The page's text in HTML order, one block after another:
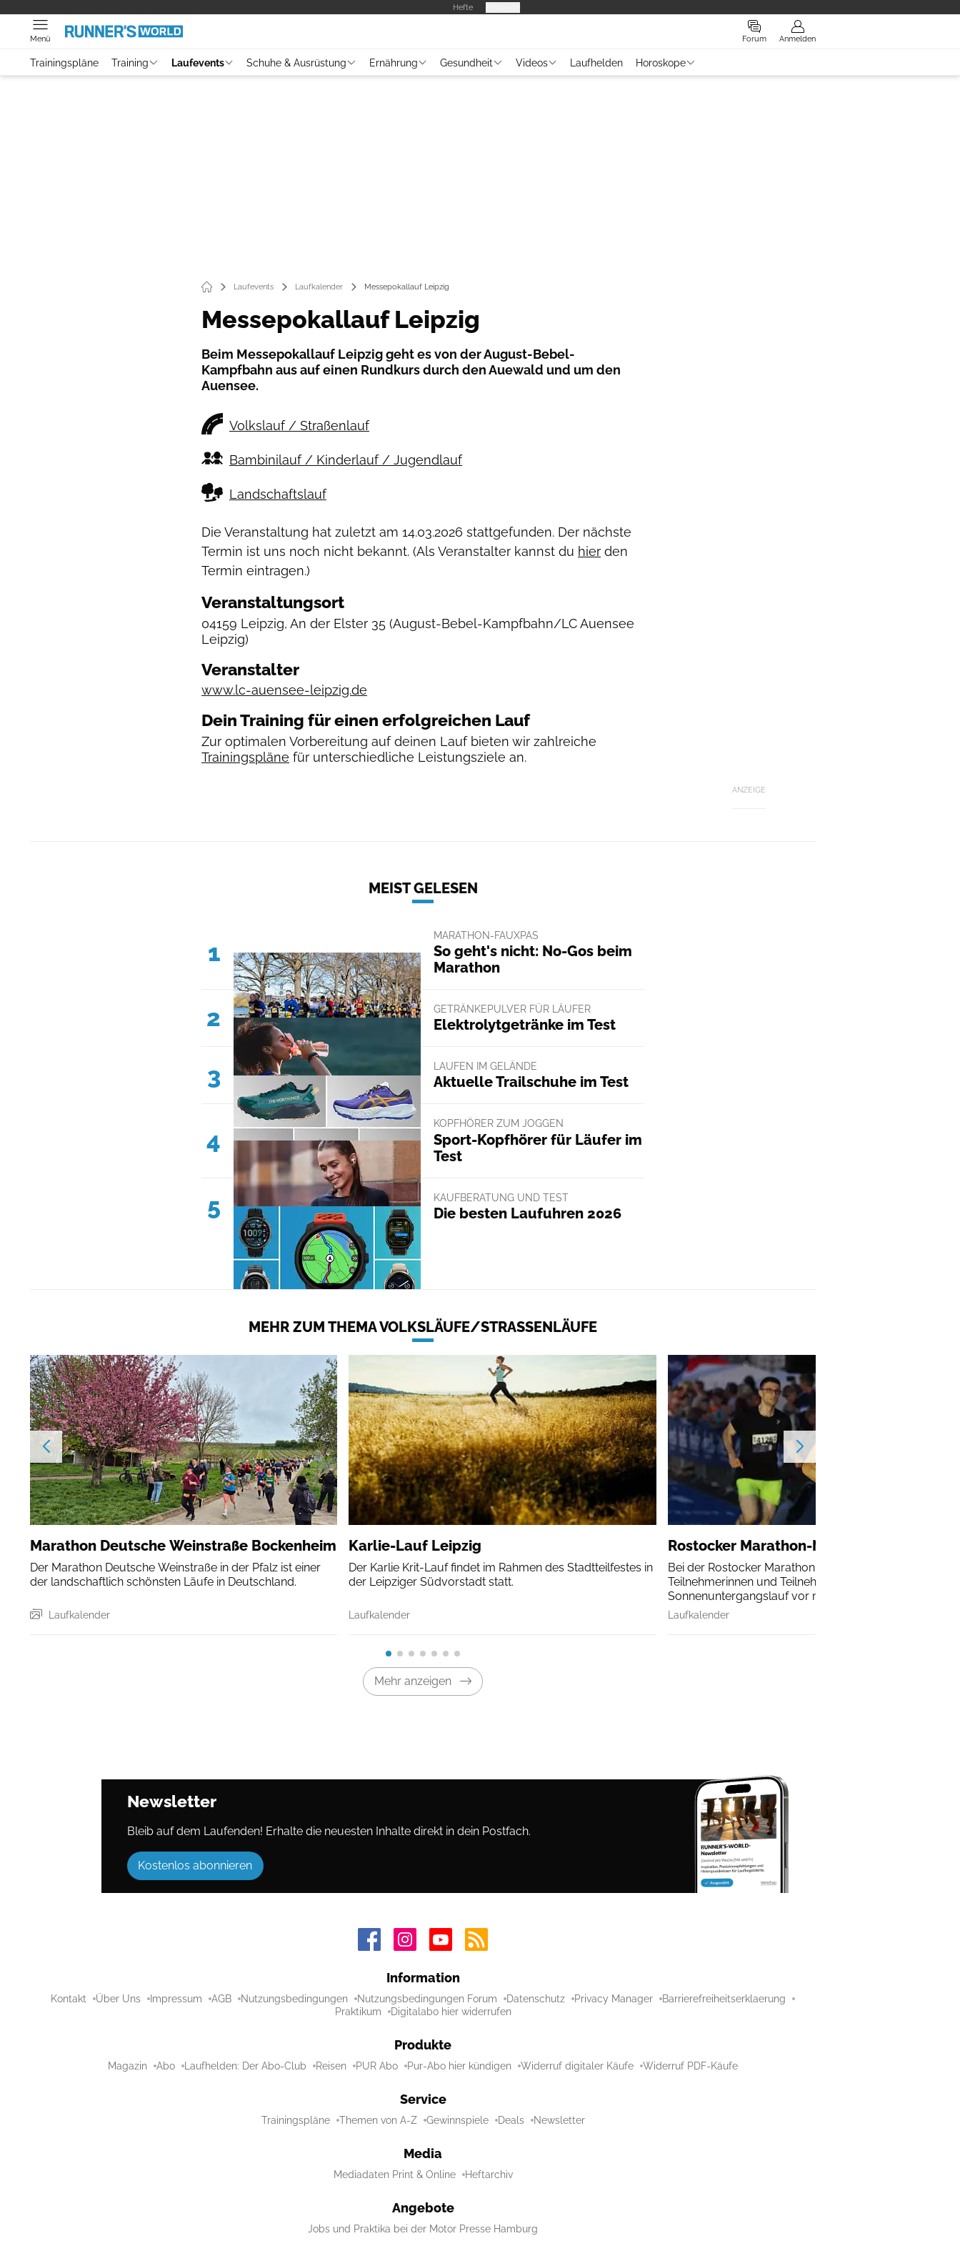
Hefte
Forum Anmelden
Menü
Trainingspläne Training Laufevents Schuhe & Ausrüstung Ernährung Gesundheit Videos Laufhelden Horoskope
Laufevents Laufkalender Messepokallauf Leipzig
Messepokallauf Leipzig
Beim Messepokallauf Leipzig geht es von der August-Bebel-
Kampfbahn aus auf einen Rundkurs durch den Auewald und um den
Auensee.
Volkslauf / Straßenlauf
Bambinilauf / Kinderlauf / Jugendlauf
Landschaftslauf
Die Veranstaltung hat zuletzt am 14.03.2026 stattgefunden. Der nächste
Termin ist uns noch nicht bekannt. (Als Veranstalter kannst du hier den
Termin eintragen.)
Veranstaltungsort
04159 Leipzig, An der Elster 35 (August-Bebel-Kampfbahn/LC Auensee
Leipzig)
Veranstalter
www.lc-auensee-leipzig.de
Dein Training für einen erfolgreichen Lauf
Zur optimalen Vorbereitung auf deinen Lauf bieten wir zahlreiche
Trainingspläne für unterschiedliche Leistungsziele an.
ANZEIGE
MEIST GELESEN
1
MARATHON-FAUXPAS
So geht's nicht: No-Gos beim
Marathon
2 GETRÄNKEPULVER FÜR LÄUFER
Elektrolytgetränke im Test
3 LAUFEN IM GELÄNDE
Aktuelle Trailschuhe im Test
4
KOPFHÖRER ZUM JOGGEN
Sport-Kopfhörer für Läufer im
Test
5 KAUFBERATUNG UND TEST
Die besten Laufuhren 2026
MEHR ZUM THEMA VOLKSLÄUFE/STRASSENLÄUFE
Marathon Deutsche Weinstraße Bockenheim
Der Marathon Deutsche Weinstraße in der Pfalz ist einer
der landschaftlich schönsten Läufe in Deutschland.
Laufkalender
Karlie-Lauf Leipzig
Der Karlie Krit-Lauf findet im Rahmen des Stadtteilfestes in
der Leipziger Südvorstadt statt.
Laufkalender
Rostocker Marathon-Nacht
Bei der Rostocker Marathon-Nacht erleben alle
Teilnehmerinnen und Teilnehmer einen
Sonnenuntergangslauf vor malerischer Kulisse.
Laufkalender
Mehr anzeigen
Newsletter
Bleib auf dem Laufenden! Erhalte die neuesten Inhalte direkt in dein Postfach.
Kostenlos abonnieren
Information
Kontakt Über Uns Impressum AGB Nutzungsbedingungen Nutzungsbedingungen Forum Datenschutz Privacy Manager
Barrierefreiheitserklaerung
Praktikum
Digitalabo hier widerrufen
Produkte
Magazin Abo Laufhelden: Der Abo-Club Reisen PUR Abo Pur-Abo hier kündigen Widerruf digitaler Käufe Widerruf PDF-Käufe
Service
Trainingspläne Themen von A-Z Gewinnspiele Deals Newsletter
Media
Mediadaten Print & Online Heftarchiv
Angebote
Jobs und Praktika bei der Motor Presse Hamburg